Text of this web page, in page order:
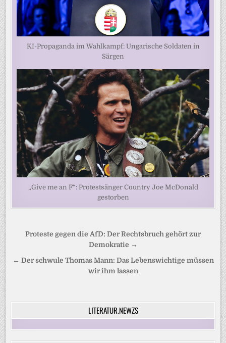
KI-Propaganda im Wahlkampf: Ungarische Soldaten in
Särgen
„Give me an F“: Protestsänger Country Joe McDonald
gestorben
Beitragsnavigation
Proteste gegen die AfD: Der Rechtsbruch gehört zur
Demokratie →
← Der schwule Thomas Mann: Das Lebenswichtige müssen
wir ihm lassen
LITERATUR.NEWZS